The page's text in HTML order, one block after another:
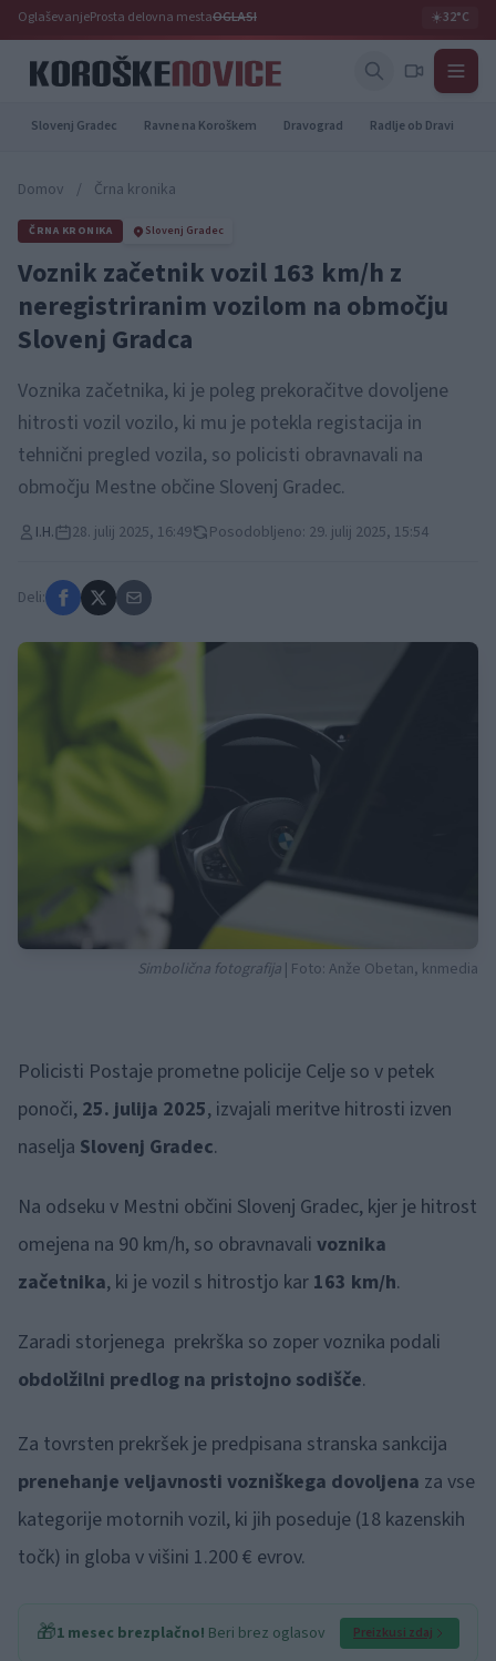
OglaševanjeProsta delovna mestaOGLASI ☀️32°C
Slovenj Gradec Ravne na Koroškem Dravograd Radlje ob Dravi
Domov / Črna kronika
ČRNA KRONIKA Slovenj Gradec
Voznik začetnik vozil 163 km/h z
neregistriranim vozilom na območju
Slovenj Gradca
Voznika začetnika, ki je poleg prekoračitve dovoljene
hitrosti vozil vozilo, ki mu je potekla registacija in
tehnični pregled vozila, so policisti obravnavali na
območju Mestne občine Slovenj Gradec.
I.H. 28. julij 2025, 16:49 Posodobljeno: 29. julij 2025, 15:54
Deli:
Simbolična fotografija | Foto: Anže Obetan, knmedia
Policisti Postaje prometne policije Celje so v petek
ponoči, 25. julija 2025, izvajali meritve hitrosti izven
naselja Slovenj Gradec.
Na odseku v Mestni občini Slovenj Gradec, kjer je hitrost
omejena na 90 km/h, so obravnavali voznika
začetnika, ki je vozil s hitrostjo kar 163 km/h.
Zaradi storjenega prekrška so zoper voznika podali
obdolžilni predlog na pristojno sodišče.
Za tovrsten prekršek je predpisana stranska sankcija
prenehanje veljavnosti vozniškega dovoljena za vse
kategorije motornih vozil, ki jih poseduje (18 kazenskih
točk) in globa v višini 1.200 € evrov.
🎁1 mesec brezplačno! Beri brez oglasov Preizkusi zdaj